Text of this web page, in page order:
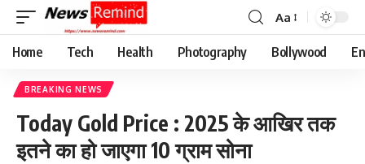
Font
Resizer
Aa
Home Tech Health Photography Bollywood
BREAKING NEWS
Today Gold Price : 2025 के आखिर तक
इतने का हो जाएगा 10 ग्राम सोना